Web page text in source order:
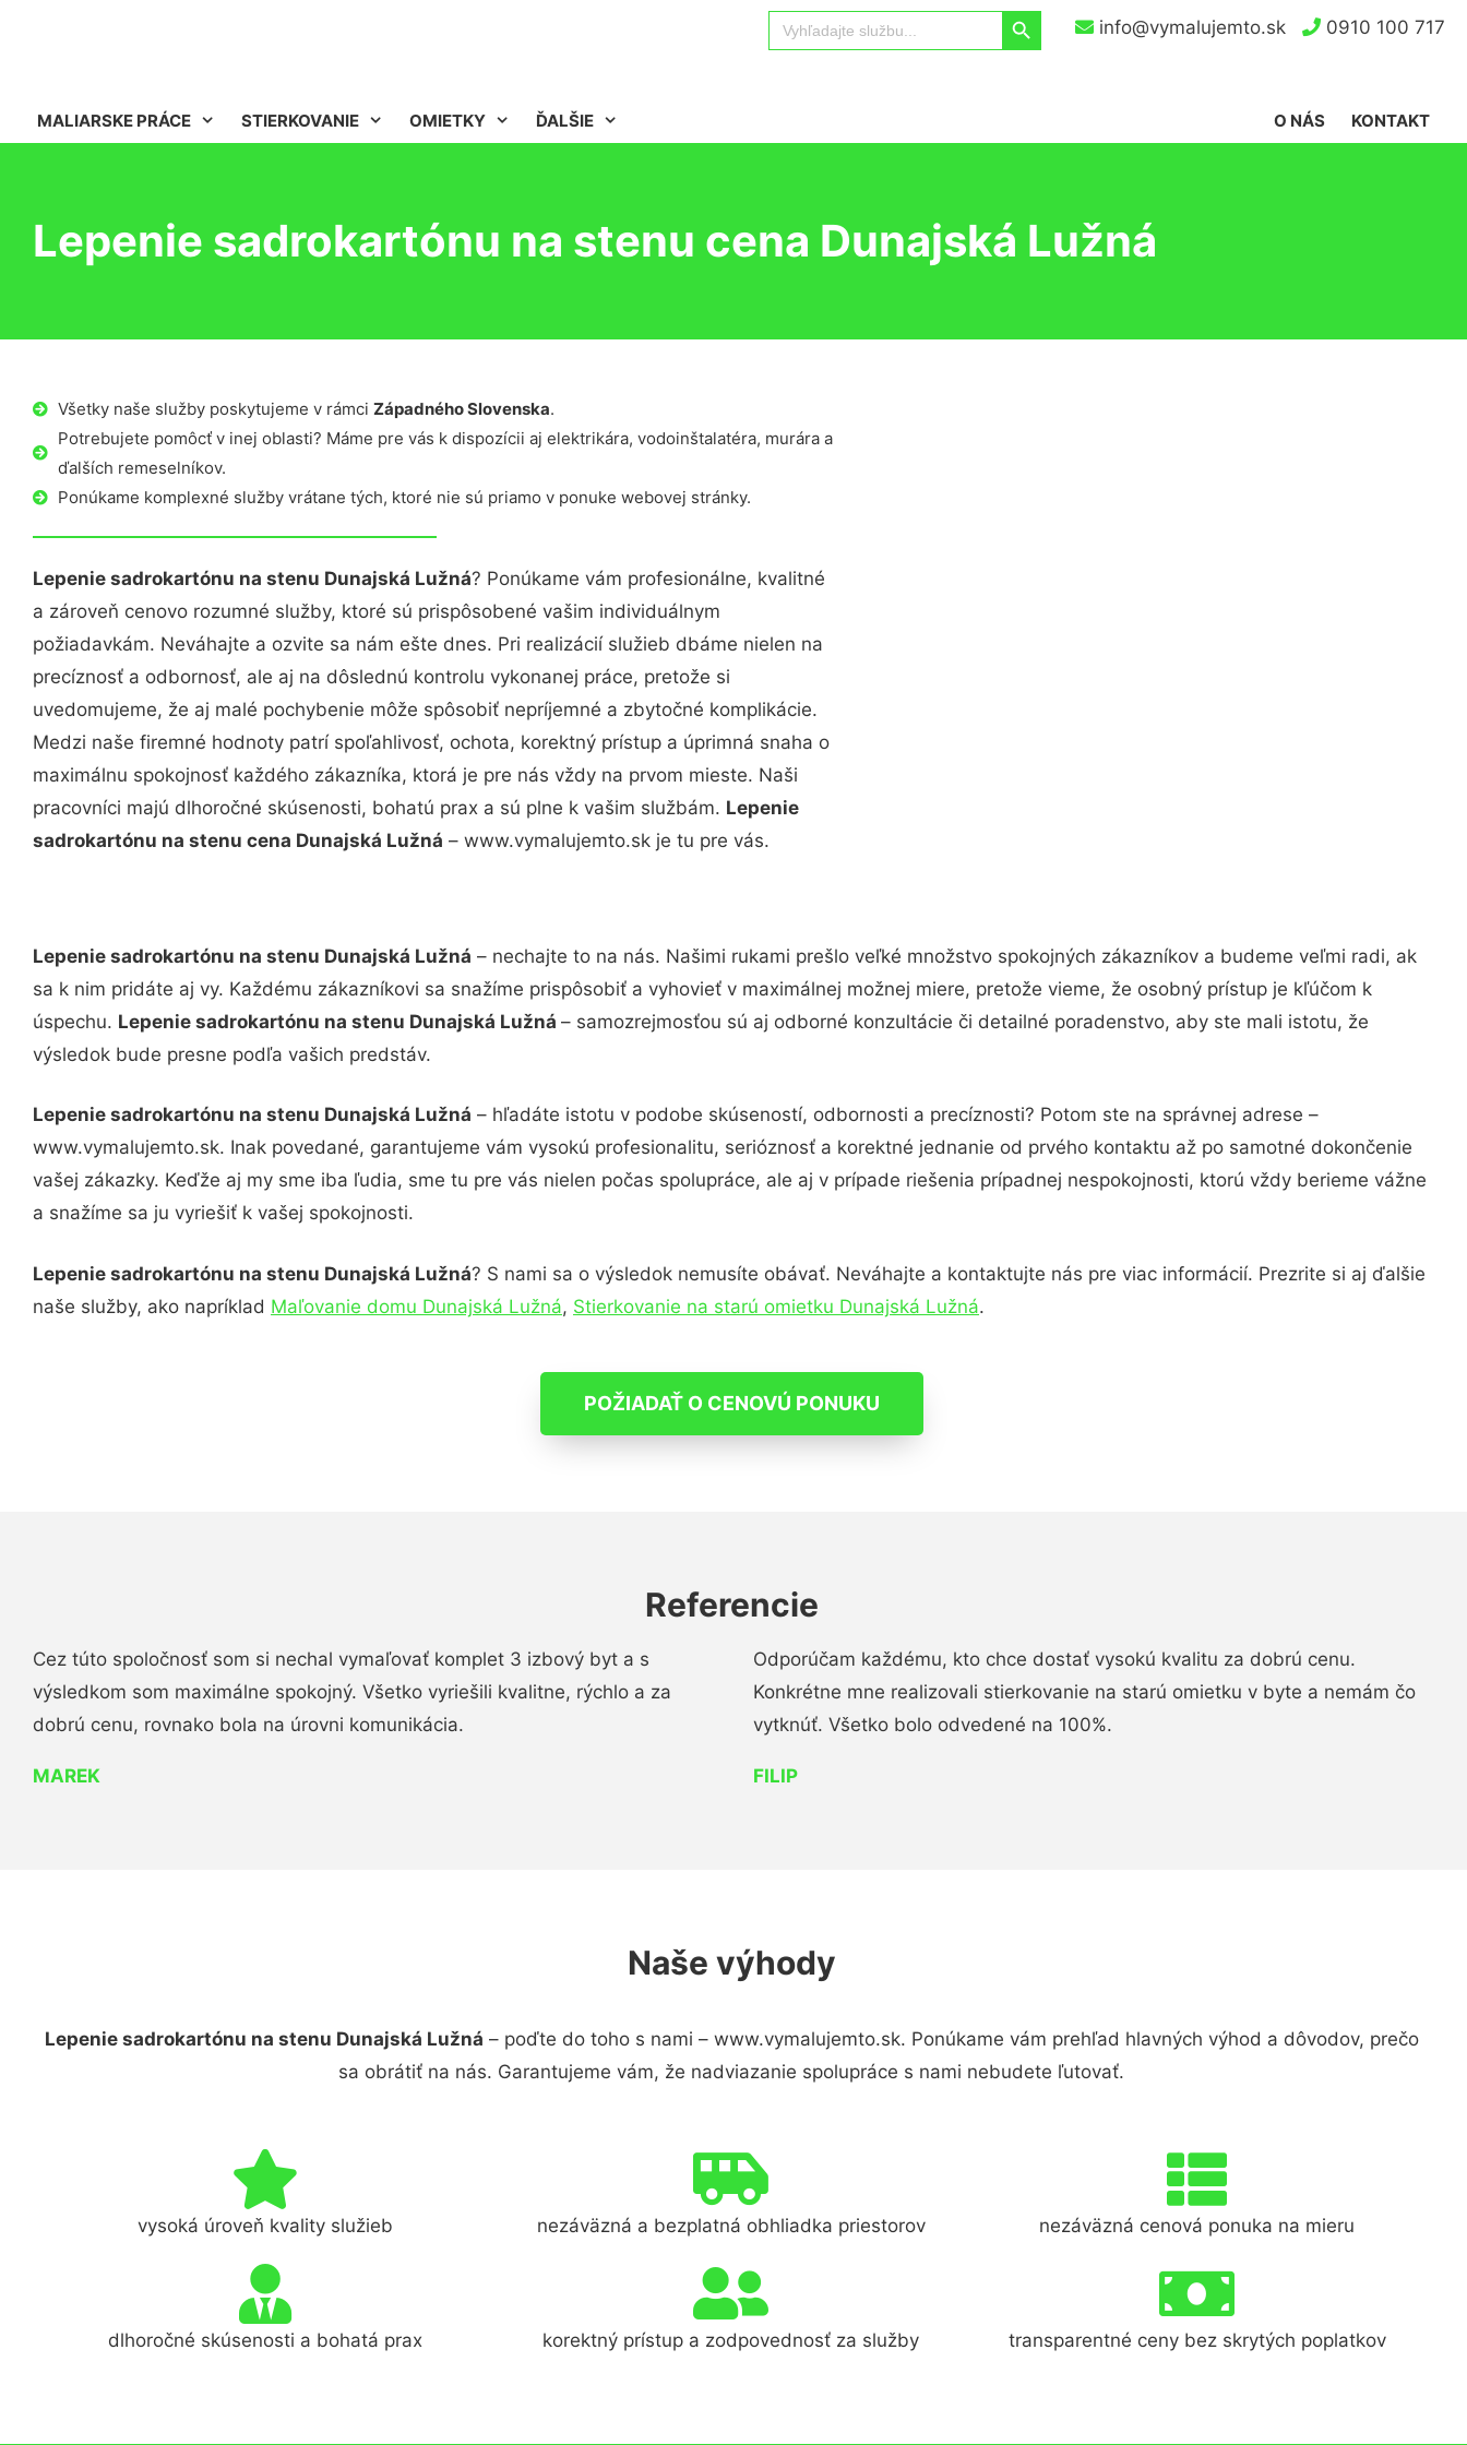
info@vymalujemto.sk 0910 100 717
Search
for:
Search Button
MALIARSKE PRÁCE STIERKOVANIE OMIETKY ĎALŠIE KONTAKT
O NÁS
Lepenie sadrokartónu na stenu cena Dunajská Lužná
Všetky naše služby poskytujeme v rámci Západného Slovenska.
Potrebujete pomôcť v inej oblasti? Máme pre vás k dispozícii aj elektrikára, vodoinštalatéra, murára a
ďalších remeselníkov.
Ponúkame komplexné služby vrátane tých, ktoré nie sú priamo v ponuke webovej stránky.
Lepenie sadrokartónu na stenu Dunajská Lužná? Ponúkame vám profesionálne, kvalitné
a zároveň cenovo rozumné služby, ktoré sú prispôsobené vašim individuálnym
požiadavkám. Neváhajte a ozvite sa nám ešte dnes. Pri realizácií služieb dbáme nielen na
precíznosť a odbornosť, ale aj na dôslednú kontrolu vykonanej práce, pretože si
uvedomujeme, že aj malé pochybenie môže spôsobiť nepríjemné a zbytočné komplikácie.
Medzi naše firemné hodnoty patrí spoľahlivosť, ochota, korektný prístup a úprimná snaha o
maximálnu spokojnosť každého zákazníka, ktorá je pre nás vždy na prvom mieste. Naši
pracovníci majú dlhoročné skúsenosti, bohatú prax a sú plne k vašim službám. Lepenie
sadrokartónu na stenu cena Dunajská Lužná – www.vymalujemto.sk je tu pre vás.
Lepenie sadrokartónu na stenu Dunajská Lužná – nechajte to na nás. Našimi rukami prešlo veľké množstvo spokojných zákazníkov a budeme veľmi radi, ak
sa k nim pridáte aj vy. Každému zákazníkovi sa snažíme prispôsobiť a vyhovieť v maximálnej možnej miere, pretože vieme, že osobný prístup je kľúčom k
úspechu. Lepenie sadrokartónu na stenu Dunajská Lužná – samozrejmosťou sú aj odborné konzultácie či detailné poradenstvo, aby ste mali istotu, že
výsledok bude presne podľa vašich predstáv.
Lepenie sadrokartónu na stenu Dunajská Lužná – hľadáte istotu v podobe skúseností, odbornosti a precíznosti? Potom ste na správnej adrese –
www.vymalujemto.sk. Inak povedané, garantujeme vám vysokú profesionalitu, serióznosť a korektné jednanie od prvého kontaktu až po samotné dokončenie
vašej zákazky. Keďže aj my sme iba ľudia, sme tu pre vás nielen počas spolupráce, ale aj v prípade riešenia prípadnej nespokojnosti, ktorú vždy berieme vážne
a snažíme sa ju vyriešiť k vašej spokojnosti.
Lepenie sadrokartónu na stenu Dunajská Lužná? S nami sa o výsledok nemusíte obávať. Neváhajte a kontaktujte nás pre viac informácií. Prezrite si aj ďalšie
naše služby, ako napríklad Maľovanie domu Dunajská Lužná, Stierkovanie na starú omietku Dunajská Lužná.
POŽIADAŤ O CENOVÚ PONUKU
Referencie
Cez túto spoločnosť som si nechal vymaľovať komplet 3 izbový byt a s
výsledkom som maximálne spokojný. Všetko vyriešili kvalitne, rýchlo a za
dobrú cenu, rovnako bola na úrovni komunikácia.
MAREK
Odporúčam každému, kto chce dostať vysokú kvalitu za dobrú cenu.
Konkrétne mne realizovali stierkovanie na starú omietku v byte a nemám čo
vytknúť. Všetko bolo odvedené na 100%.
FILIP
Naše výhody
Lepenie sadrokartónu na stenu Dunajská Lužná – poďte do toho s nami – www.vymalujemto.sk. Ponúkame vám prehľad hlavných výhod a dôvodov, prečo
sa obrátiť na nás. Garantujeme vám, že nadviazanie spolupráce s nami nebudete ľutovať.
vysoká úroveň kvality služieb nezáväzná a bezplatná obhliadka priestorov nezáväzná cenová ponuka na mieru
dlhoročné skúsenosti a bohatá prax korektný prístup a zodpovednosť za služby transparentné ceny bez skrytých poplatkov